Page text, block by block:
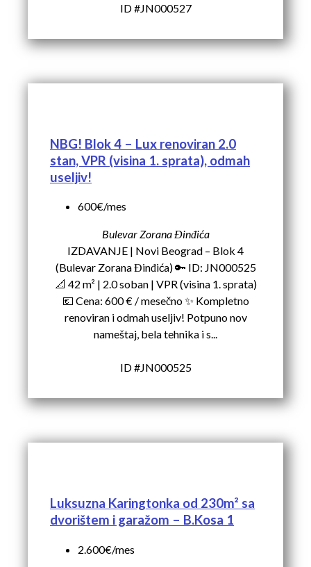
ID #JN000527
NBG! Blok 4 – Lux renoviran 2.0
stan, VPR (visina 1. sprata), odmah
useljiv!
600€/mes
Bulevar Zorana Đinđića
IZDAVANJE | Novi Beograd – Blok 4
(Bulevar Zorana Đinđića) 🔑 ID: JN000525
📐 42 m² | 2.0 soban | VPR (visina 1. sprata)
💶 Cena: 600 € / mesečno ✨ Kompletno
renoviran i odmah useljiv! Potpuno nov
nameštaj, bela tehnika i s...
ID #JN000525
Luksuzna Karingtonka od 230m² sa
dvorištem i garažom – B.Kosa 1
2.600€/mes